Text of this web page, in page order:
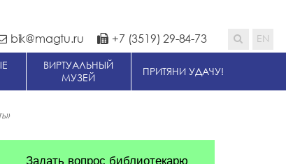
bik@magtu.ru +7 (3519) 29-84-73
ВИРТУАЛЬНЫЙ
МУЗЕЙ
ПРИТЯНИ УДАЧУ!
Задать вопрос библиотекарю